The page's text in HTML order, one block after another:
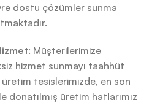
dostu çözümler sunma
: Müşterilerimize
hizmet sunmayı taahhüt
üretim tesislerimizde, en son
donatılmış üretim hatlarımız